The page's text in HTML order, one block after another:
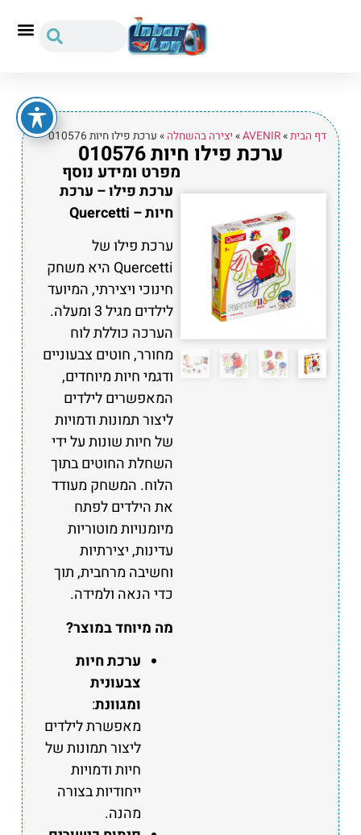
דף הבית»
AVENIR
» יצירה בהשחלה » ערכת פילו חיות 010576
ערכת פילו חיות 010576
מפרט ומידע נוסף
ערכת פילו – ערכת
חיות – Quercetti
ערכת פילו של
Quercetti היא משחק
חינוכי ויצירתי, המיועד
לילדים מגיל 3 ומעלה.
הערכה כוללת לוח
מחורר, חוטים צבעוניים
ודגמי חיות מיוחדים,
המאפשרים לילדים
ליצור תמונות ודמויות
של חיות שונות על ידי
השחלת החוטים בתוך
הלוח. המשחק מעודד
את הילדים לפתח
מיומנויות מוטוריות
עדינות, יצירתיות
וחשיבה מרחבית, תוך
כדי הנאה ולמידה.
מה מיוחד במוצר?
ערכת חיות
צבעונית
ומגוונת:
מאפשרת לילדים
ליצור תמונות של
חיות ודמויות
ייחודיות בצורה
מהנה.